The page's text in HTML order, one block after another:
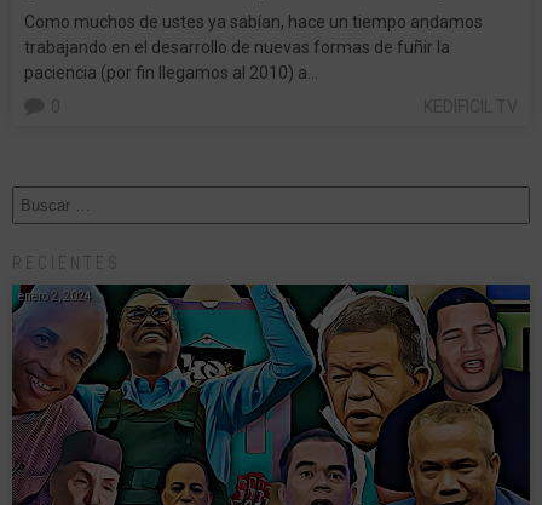
Como muchos de ustes ya sabían, hace un tiempo andamos
trabajando en el desarrollo de nuevas formas de fuñir la
paciencia (por fin llegamos al 2010) a…
RECIENTES
enero 2, 2024